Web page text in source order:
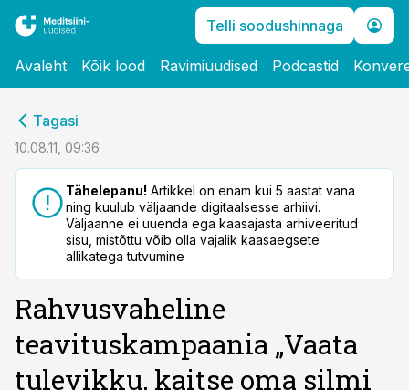
Telli soodushinnaga
Avaleht Kõik lood Ravimiuudised Podcastid
Tagasi
10.08.11, 09:36
Tähelepanu! Artikkel on enam kui 5 aastat vana
ning kuulub väljaande digitaalsesse arhiivi.
Väljaanne ei uuenda ega kaasajasta arhiveeritud
sisu, mistõttu võib olla vajalik kaasaegsete
allikatega tutvumine
Rahvusvaheline
teavituskampaania „Vaata
tulevikku, kaitse oma silmi